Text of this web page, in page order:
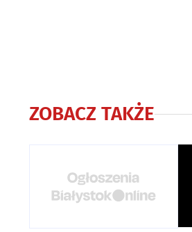
ZOBACZ TAKŻE